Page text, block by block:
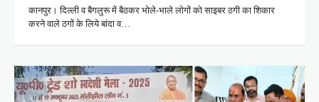
कानपुर। दिल्ली व बैगलुरू में बैठकर भोले-भाले लोगों को साइबर ठगी का शिकार
करने वाले ठगों के लिये बांदा व…